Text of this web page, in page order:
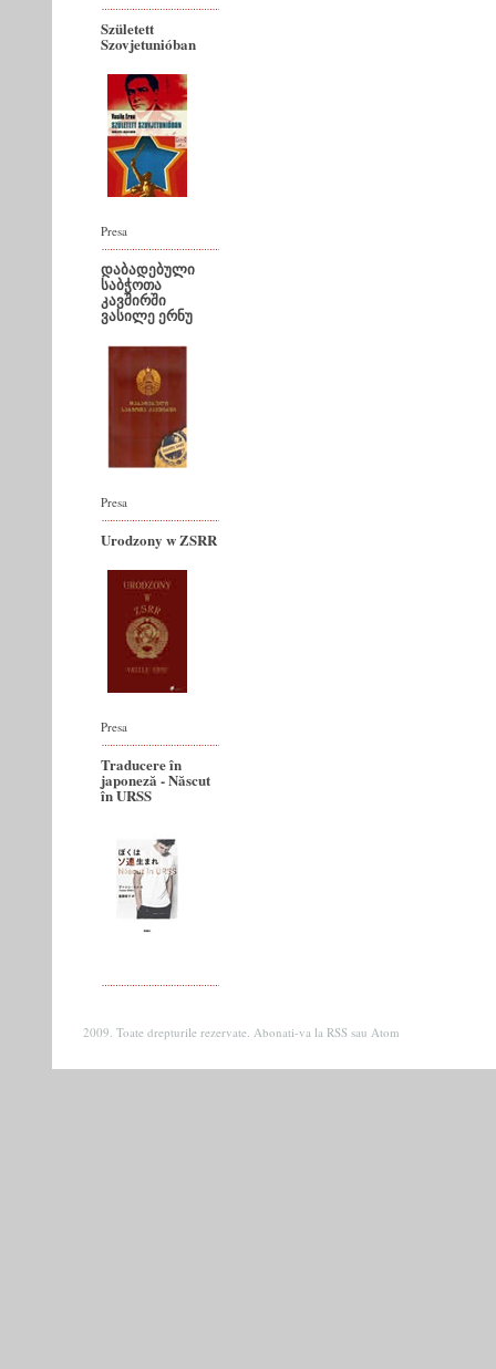
Született
Szovjetunióban
Presa
დაბადებული
საბჭოთა
კავშირში
ვასილე ერნუ
Presa
Urodzony w ZSRR
Presa
Traducere în
japoneză - Născut
în URSS
2009. Toate drepturile rezervate. Abonati-va la RSS sau Atom